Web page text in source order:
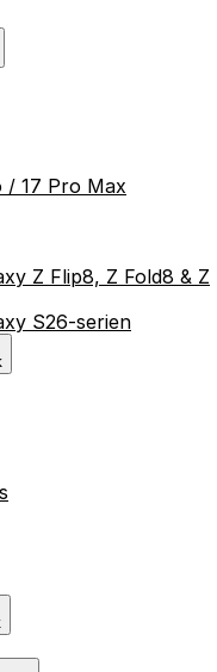
/ 17 Pro Max
Z Flip8, Z Fold8 & Z
S26-serien